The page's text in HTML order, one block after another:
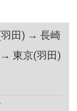
田) → 長崎
東京(羽田)